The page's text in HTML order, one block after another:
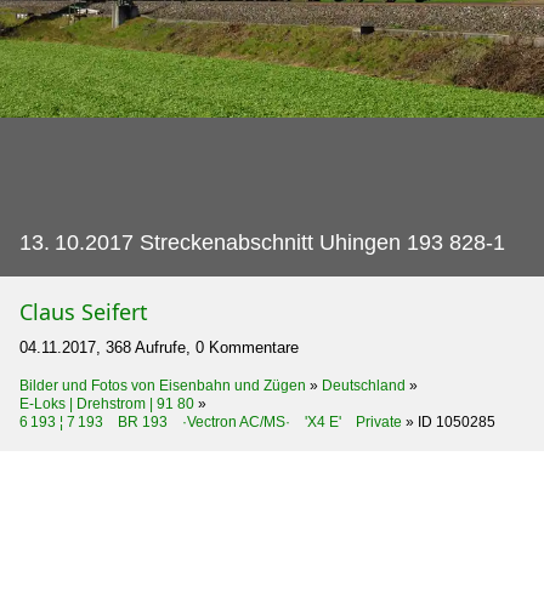
13. 10.2017 Streckenabschnitt Uhingen 193 828-1
Claus Seifert
04.11.2017, 368 Aufrufe, 0 Kommentare
Bilder und Fotos von Eisenbahn und Zügen » Deutschland »
E-Loks | Drehstrom | 91 80 »
6 193 ¦ 7 193 BR 193 ·Vectron AC/MS· 'X4 E' Private » ID 1050285